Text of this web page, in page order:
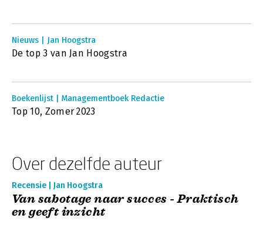
Nieuws | Jan Hoogstra
De top 3 van Jan Hoogstra
Boekenlijst | Managementboek Redactie
Top 10, Zomer 2023
Over dezelfde auteur
Recensie | Jan Hoogstra
Van sabotage naar succes - Praktisch
en geeft inzicht